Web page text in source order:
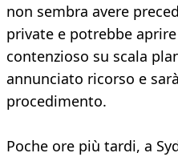
non sembra avere
private e potrebbe
contenzioso su scala
annunciato ricorso e
procedimento.
Poche ore più tardi, a